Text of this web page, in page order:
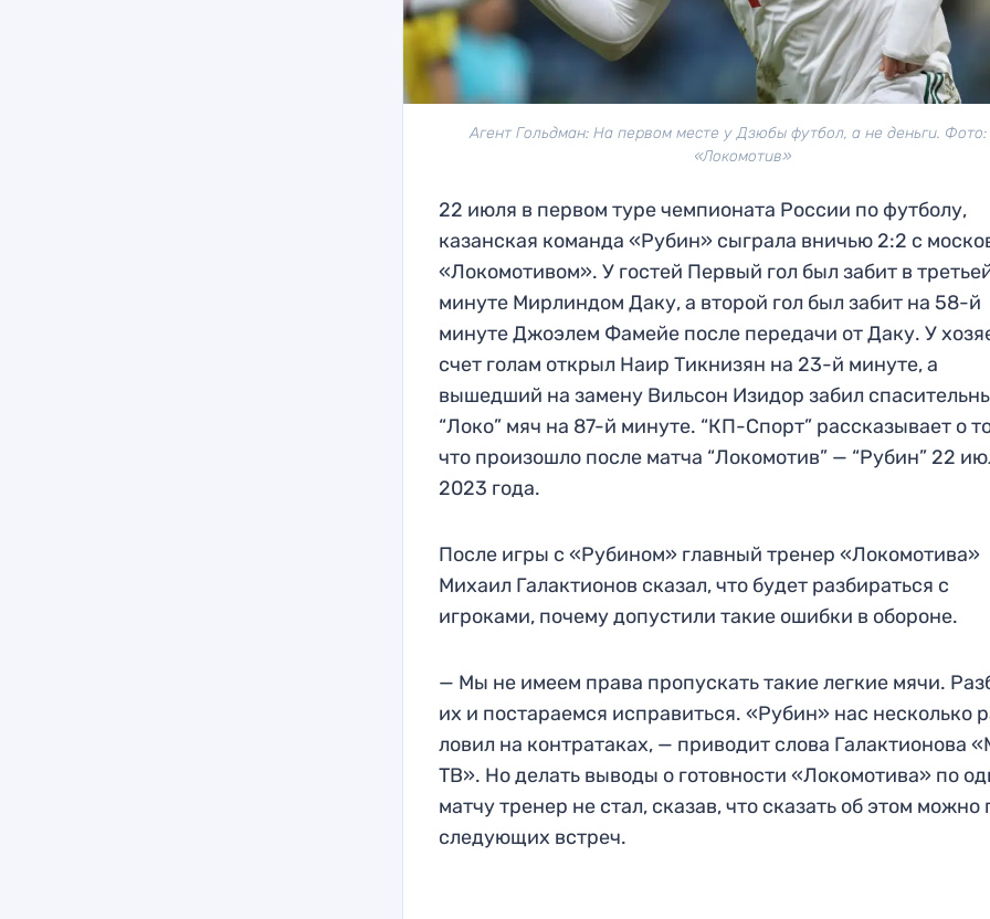
Агент Гольдман: На первом месте у Дзюбы футбол, а не деньги.
«Локомотив»
22 июля в первом туре чемпионата России по футболу,
казанская команда «Рубин» сыграла вничью 2:2 с
«Локомотивом». У гостей Первый гол был забит в
минуте Мирлиндом Даку, а второй гол был забит на 58-й
минуте Джоэлем Фамейе после передачи от Даку. У
счет голам открыл Наир Тикнизян на 23-й минуте, а
вышедший на замену Вильсон Изидор забил
“Локо” мяч на 87-й минуте. “КП-Спорт” рассказывает о
что произошло после матча “Локомотив” — “Рубин” 22
2023 года.
После игры с «Рубином» главный тренер «Локомотива»
Михаил Галактионов сказал, что будет разбираться с
игроками, почему допустили такие ошибки в обороне.
— Мы не имеем права пропускать такие легкие мячи.
их и постараемся исправиться. «Рубин» нас несколько
ловил на контратаках, — приводит слова Галактионова
ТВ». Но делать выводы о готовности «Локомотива» по
матчу тренер не стал, сказав, что сказать об этом можно
следующих встреч.